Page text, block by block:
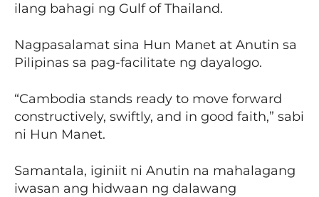
ilang bahagi ng Gulf of Thailand.
Nagpasalamat sina Hun Manet at Anutin sa
Pilipinas sa pag-facilitate ng dayalogo.
“Cambodia stands ready to move forward
constructively, swiftly, and in good faith,” sabi
ni Hun Manet.
Samantala, iginiit ni Anutin na mahalagang
iwasan ang hidwaan ng dalawang